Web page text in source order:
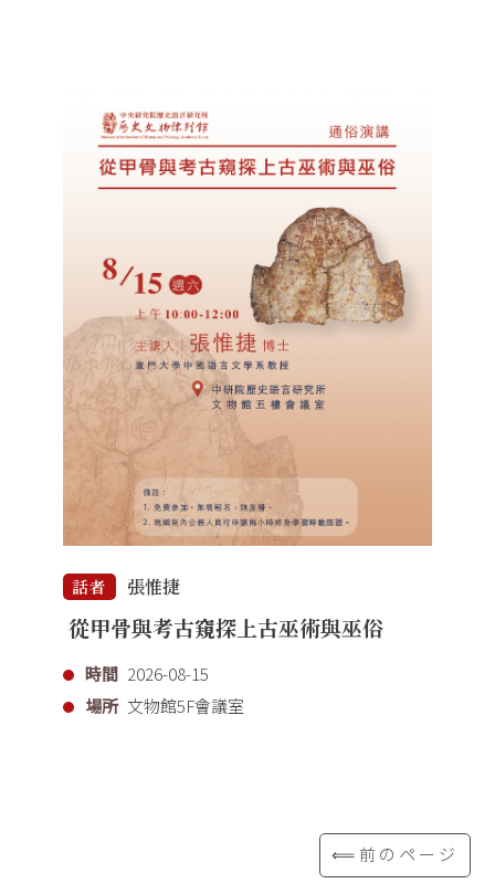
話者 張惟捷
從甲骨與考古窺探上古巫術與巫俗
時間 2026-08-15
場所 文物館5F會議室
⟸前のページ